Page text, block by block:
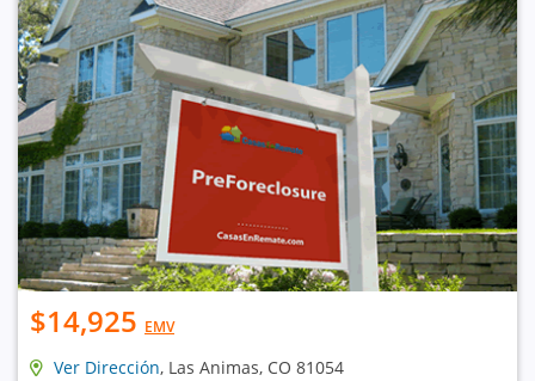
$14,925 EMV
Ver Dirección, Las Animas, CO 81054